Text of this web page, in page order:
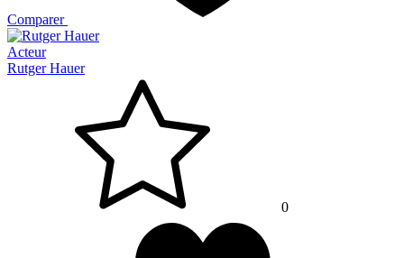
Comparer
Acteur
Rutger Hauer
0